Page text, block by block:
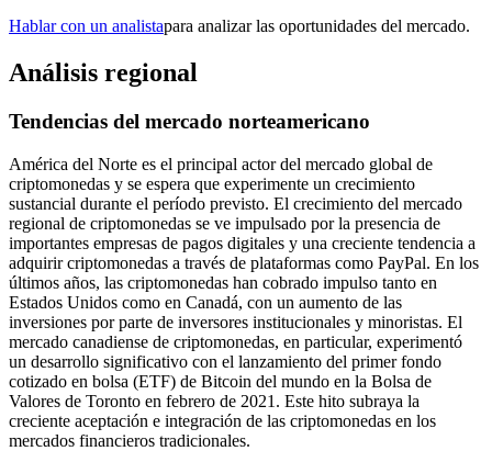
Hablar con un analistapara analizar las oportunidades del mercado.
Análisis regional
Tendencias del mercado norteamericano
América del Norte es el principal actor del mercado global de
criptomonedas y se espera que experimente un crecimiento
sustancial durante el período previsto. El crecimiento del mercado
regional de criptomonedas se ve impulsado por la presencia de
importantes empresas de pagos digitales y una creciente tendencia a
adquirir criptomonedas a través de plataformas como PayPal. En los
últimos años, las criptomonedas han cobrado impulso tanto en
Estados Unidos como en Canadá, con un aumento de las
inversiones por parte de inversores institucionales y minoristas. El
mercado canadiense de criptomonedas, en particular, experimentó
un desarrollo significativo con el lanzamiento del primer fondo
cotizado en bolsa (ETF) de Bitcoin del mundo en la Bolsa de
Valores de Toronto en febrero de 2021. Este hito subraya la
creciente aceptación e integración de las criptomonedas en los
mercados financieros tradicionales.